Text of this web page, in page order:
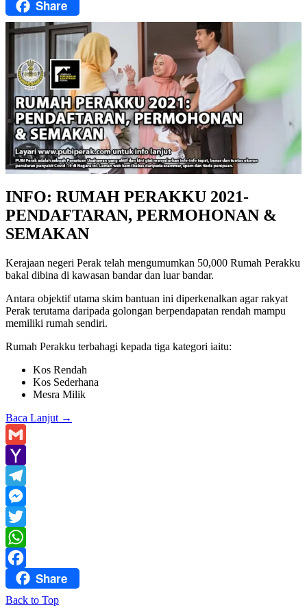
FacebookShare
INFO: RUMAH PERAKKU 2021-
PENDAFTARAN, PERMOHONAN &
SEMAKAN
Kerajaan negeri Perak telah mengumumkan 50,000 Rumah Perakku
bakal dibina di kawasan bandar dan luar bandar.
Antara objektif utama skim bantuan ini diperkenalkan agar rakyat
Perak terutama daripada golongan berpendapatan rendah mampu
memiliki rumah sendiri.
Rumah Perakku terbahagi kepada tiga kategori iaitu:
Kos Rendah
Kos Sederhana
Mesra Milik
Baca Lanjut →
Gmail
Yahoo
Mail
Telegram
Messenger
Twitter
WhatsApp
FacebookShare
Back to Top